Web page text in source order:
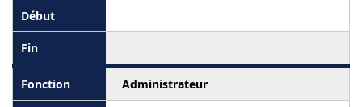
Administrateur